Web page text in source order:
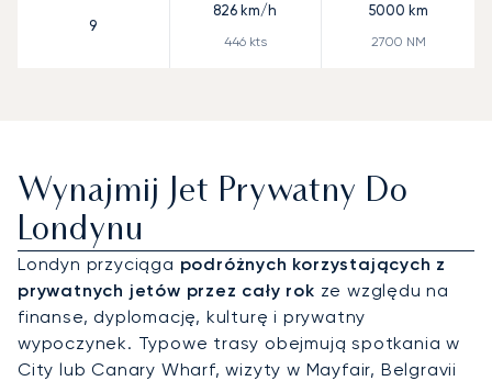
9
826 km/h
446kts
5000 km
2700 NM
Wynajmij Jet Prywatny Do
Londynu
Londyn przyciąga podróżnych korzystających z
prywatnych jetów przez cały rok ze względu na
finanse, dyplomację, kulturę i prywatny
wypoczynek. Typowe trasy obejmują spotkania w
City lub Canary Wharf, wizyty w Mayfair, Belgravii